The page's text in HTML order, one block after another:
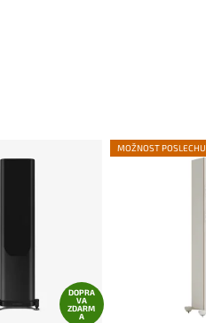
DOPRA
VA
ZDARM
A
MOŽNOST POSLECHU